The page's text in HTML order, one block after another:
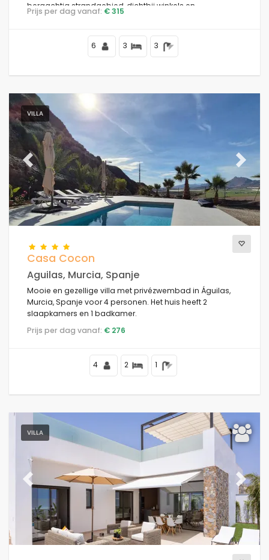
Uw laatste bezoek (0)
Uw favorieten
Nieuws (10)
Het beste onderbroken (28)
Luxe eigenschappen (11)
Weekend (1)
Van de maand (42)
Voor de familie
Voor koppels
Dichtbij het strand (41)
Strandgebied (45)
Dichtbij golfcampos (5)
Dichtbij skisch hellingen
In de stadsruimte (48)
Speciale kortingen (1)
bergachtig strandgebied, dichtbij winkels en
supermarkten en op 50 m van het strand.
Prijs per dag vanaf: € 315
6 3 3
VILLA
Previous Next
Casa Cocon
Aguilas, Murcia, Spanje
Mooie en gezellige villa met privézwembad in Águilas,
Murcia, Spanje voor 4 personen. Het huis heeft 2
slaapkamers en 1 badkamer.
Prijs per dag vanaf: € 276
4 2 1
VILLA
Previous Next